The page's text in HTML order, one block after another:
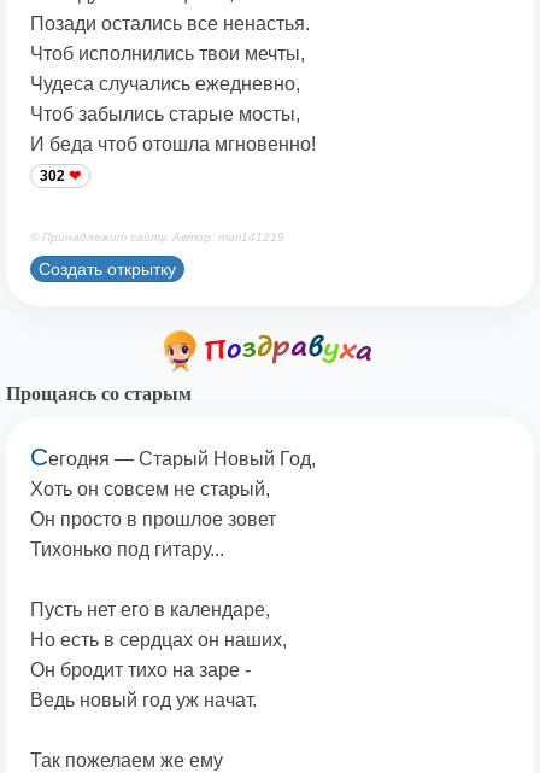
Позади остались все ненастья.
Чтоб исполнились твои мечты,
Чудеса случались ежедневно,
Чтоб забылись старые мосты,
И беда чтоб отошла мгновенно!
302
© Принадлежит сайту. Автор: mari141219
Создать открытку
Прощаясь со старым
Сегодня — Старый Новый Год,
Хоть он совсем не старый,
Он просто в прошлое зовет
Тихонько под гитару...
Пусть нет его в календаре,
Но есть в сердцах он наших,
Он бродит тихо на заре -
Ведь новый год уж начат.
Так пожелаем же ему